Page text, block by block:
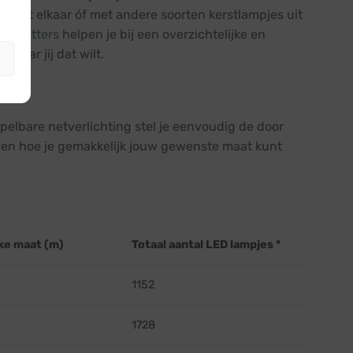
elkaar óf met andere soorten kerstlampjes uit
splitters helpen je bij een overzichtelijke en
waar jij dat wilt.
netverlichting stel je eenvoudig de door
hoe je gemakkelijk jouw gewenste maat kunt
maat (m) Totaal aantal LED lampjes *
1152
1728